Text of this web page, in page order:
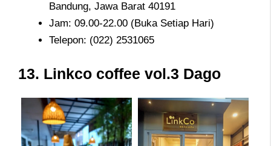
Bandung, Jawa Barat 40191
Jam: 09.00-22.00 (Buka Setiap Hari)
Telepon: (022) 2531065
13. Linkco coffee vol.3 Dago